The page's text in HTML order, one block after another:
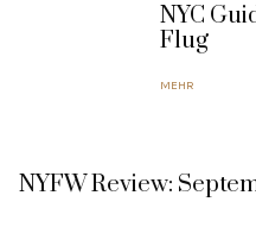
NYC
Flug
MEHR
NYFW Review: